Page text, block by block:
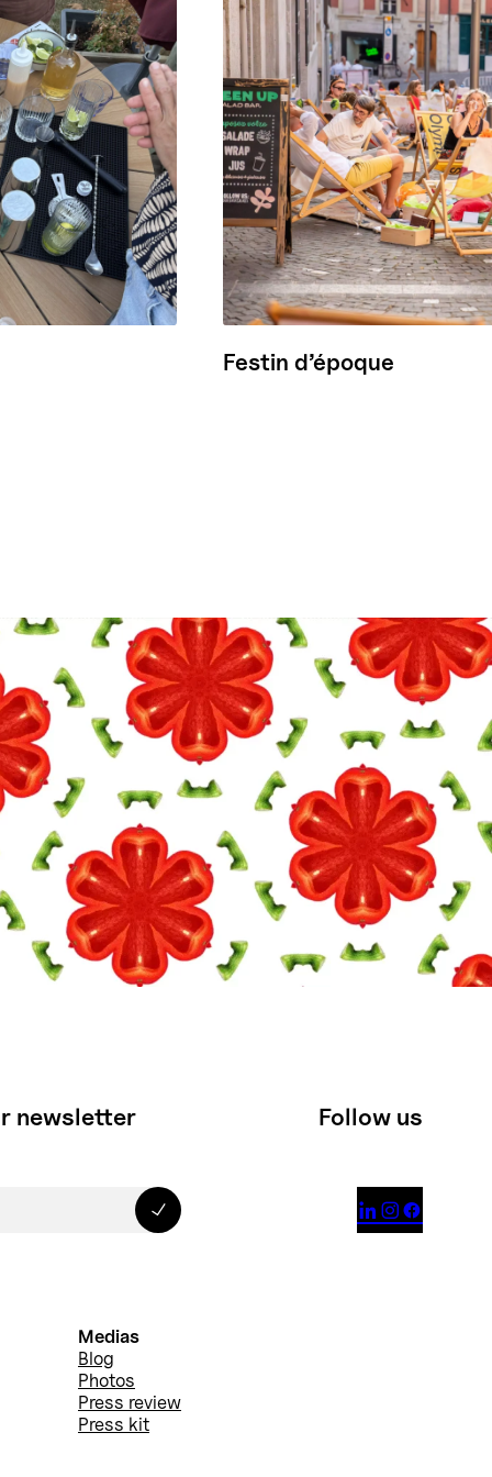
Festin d’époque
newsletter
Medias
Blog
Photos
Press review
Press kit
Follow us
  